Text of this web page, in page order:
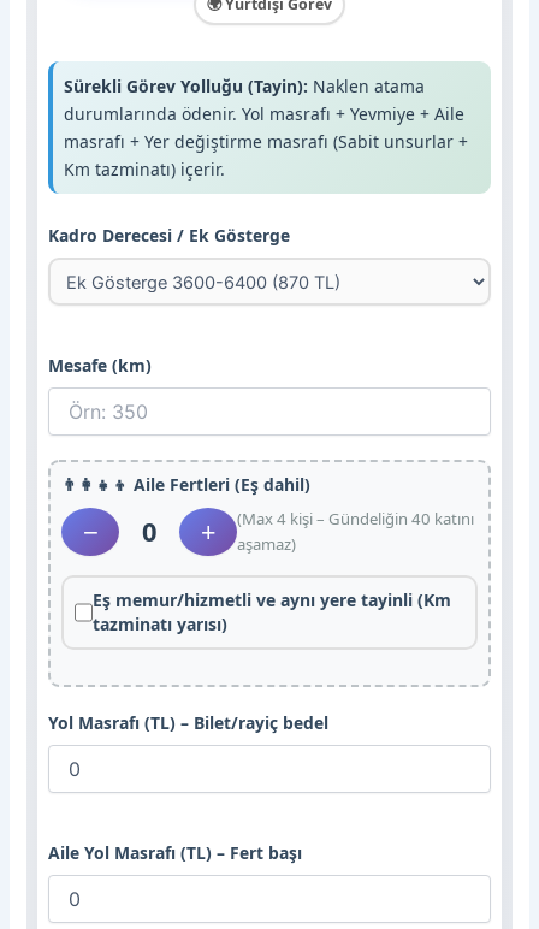
🌍 Yurtdışı Görev
Sürekli Görev Yolluğu (Tayin): Naklen atama
durumlarında ödenir. Yol masrafı + Yevmiye + Aile
masrafı + Yer değiştirme masrafı (Sabit unsurlar +
Km tazminatı) içerir.
Kadro Derecesi / Ek Gösterge
Mesafe (km)
👨‍👩‍👧‍👦 Aile Fertleri (Eş dahil)
− 0 +
(Max 4 kişi – Gündeliğin 40 katını
aşamaz)
Eş memur/hizmetli ve aynı yere tayinli (Km
tazminatı yarısı)
Yol Masrafı (TL) – Bilet/rayiç bedel
Aile Yol Masrafı (TL) – Fert başı